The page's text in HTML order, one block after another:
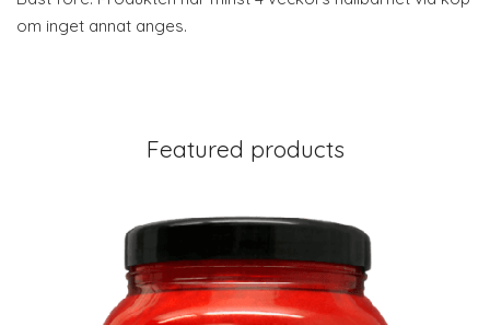
om inget annat anges.
Featured products